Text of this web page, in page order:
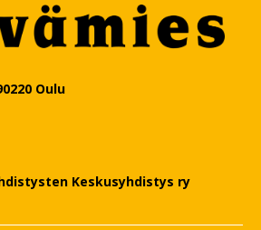
Oulu
Keskusyhdistys ry